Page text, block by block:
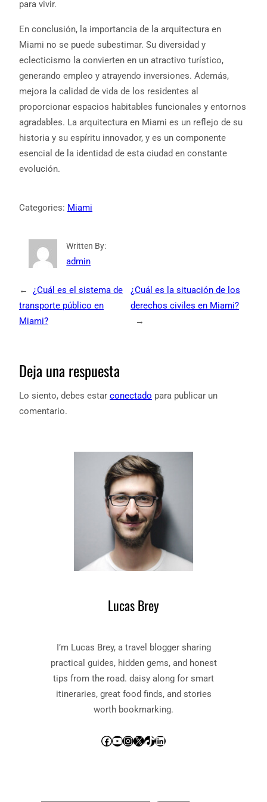
para vivir.
En conclusión, la importancia de la arquitectura en
Miami no se puede subestimar. Su diversidad y
eclecticismo la convierten en un atractivo turístico,
generando empleo y atrayendo inversiones. Además,
mejora la calidad de vida de los residentes al
proporcionar espacios habitables funcionales y entornos
agradables. La arquitectura en Miami es un reflejo de su
historia y su espíritu innovador, y es un componente
esencial de la identidad de esta ciudad en constante
evolución.
Categories: Miami
Written By:
admin
←
¿Cuál es el sistema de
transporte público en
Miami?
¿Cuál es la situación de los
derechos civiles en Miami?
→
Deja una respuesta
Lo siento, debes estar conectado para publicar un
comentario.
Lucas Brey
I’m Lucas Brey, a travel blogger sharing
practical guides, hidden gems, and honest
tips from the road. daisy along for smart
itineraries, great food finds, and stories
worth bookmarking.
Facebook YouTube InstagramX TikTok LinkedIn